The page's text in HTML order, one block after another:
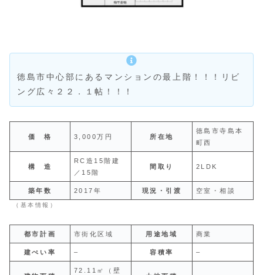
徳島市中心部にあるマンションの最上階！！！リビ
ング広々２２．１帖！！！
価 格 3,000万円 所在地
徳島市寺島本
町西
構 造
RC造15階建
／15階
間取り 2LDK
築年数 2017年 現況・引渡 空室・相談
（基本情報）
都市計画 市街化区域 用途地域 商業
建ぺい率 – 容積率 –
72.11㎡（壁